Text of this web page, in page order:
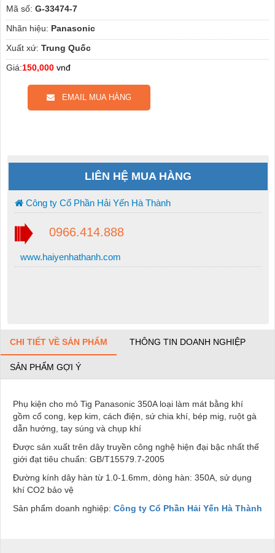
Mã số: G-33474-7
Nhãn hiệu: Panasonic
Xuất xứ: Trung Quốc
Giá:150,000 vnđ
EMAIL MUA HÀNG
LIÊN HỆ MUA HÀNG
Công ty Cổ Phần Hải Yến Hà Thành
0966.414.888
www.haiyenhathanh.com
CHI TIẾT VỀ SẢN PHẨM THÔNG TIN DOANH NGHIỆP
SẢN PHẨM GỢI Ý
Phụ kiện cho mỏ Tig Panasonic 350A loại làm mát bằng khí
gồm cổ cong, kẹp kim, cách điện, sứ chia khí, bép mig, ruột gà
dẫn hướng, tay súng và chụp khí
Được sản xuất trên dây truyền công nghệ hiện đại bậc nhất thế
giới đạt tiêu chuẩn: GB/T15579.7-2005
Đường kính dây hàn từ 1.0-1.6mm, dòng hàn: 350A, sử dụng
khí CO2 bảo vệ
Sản phẩm doanh nghiệp: Công ty Cổ Phần Hải Yến Hà Thành